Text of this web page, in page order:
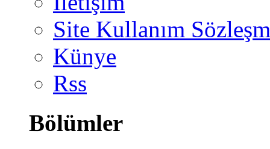
Site Kullanım
Künye
Rss
Bölümler